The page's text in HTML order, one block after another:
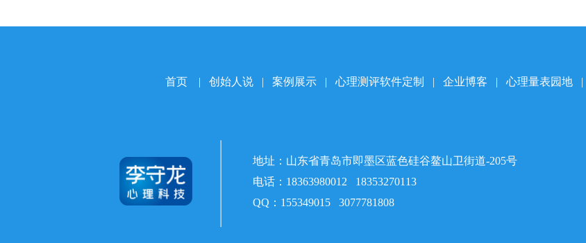
首页| 创始人说| 案例展示| 心理测评软件定制 | 企业博客 | 心理量表园地|
地址：山东省青岛市即墨区蓝色硅谷鳌山卫街道-205号
电话： 18363980012
18353270113
QQ： 155349015 3077781808